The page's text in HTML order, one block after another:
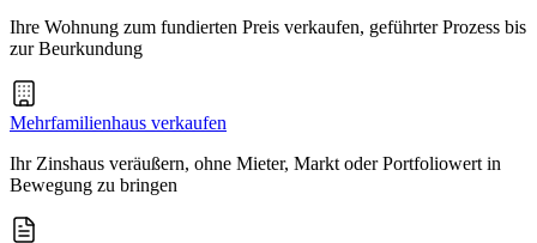
Ihre Wohnung zum fundierten Preis verkaufen, geführter Prozess bis
zur Beurkundung
Mehrfamilienhaus verkaufen
Ihr Zinshaus veräußern, ohne Mieter, Markt oder Portfoliowert in
Bewegung zu bringen